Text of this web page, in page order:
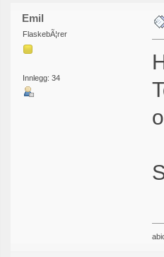
Emil
FlaskebÃ¦rer
Innlegg: 34